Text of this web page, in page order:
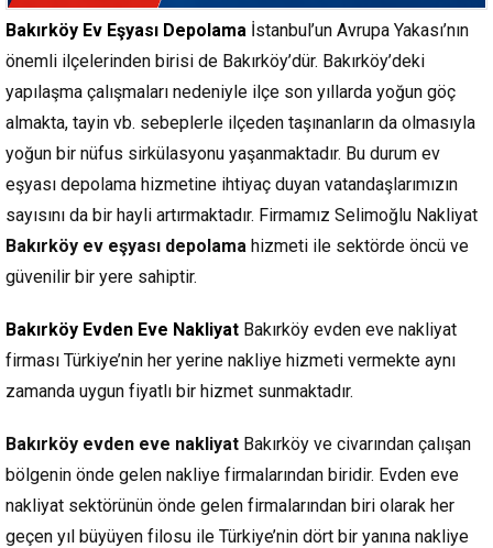
Bakırköy Ev Eşyası Depolama İstanbul’un Avrupa Yakası’nın
önemli ilçelerinden birisi de Bakırköy’dür. Bakırköy’deki
yapılaşma çalışmaları nedeniyle ilçe son yıllarda yoğun göç
almakta, tayin vb. sebeplerle ilçeden taşınanların da olmasıyla
yoğun bir nüfus sirkülasyonu yaşanmaktadır. Bu durum ev
eşyası depolama hizmetine ihtiyaç duyan vatandaşlarımızın
sayısını da bir hayli artırmaktadır. Firmamız Selimoğlu Nakliyat
Bakırköy ev eşyası depolama hizmeti ile sektörde öncü ve
güvenilir bir yere sahiptir.
Bakırköy Evden Eve Nakliyat Bakırköy evden eve nakliyat
firması Türkiye’nin her yerine nakliye hizmeti vermekte aynı
zamanda uygun fiyatlı bir hizmet sunmaktadır.
Bakırköy evden eve nakliyat Bakırköy ve civarından çalışan
bölgenin önde gelen nakliye firmalarından biridir. Evden eve
nakliyat sektörünün önde gelen firmalarından biri olarak her
geçen yıl büyüyen filosu ile Türkiye’nin dört bir yanına nakliye